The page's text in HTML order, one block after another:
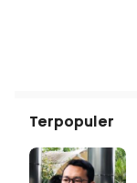
Terpopuler